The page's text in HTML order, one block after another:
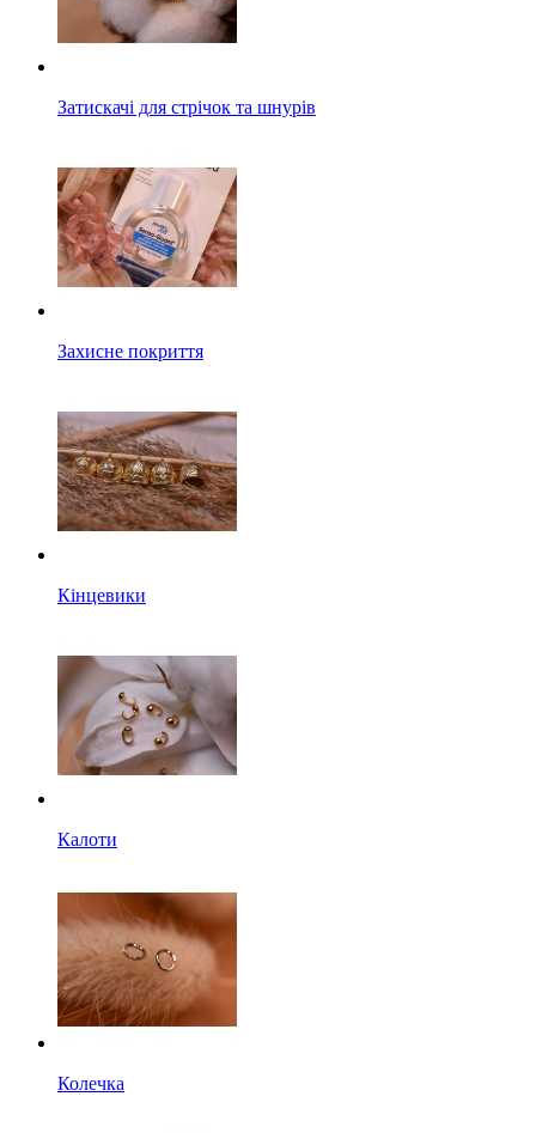
Затискачі для стрічок та шнурів
Захисне покриття
Кінцевики
Калоти
Колечка